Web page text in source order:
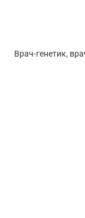
Врач-генетик,